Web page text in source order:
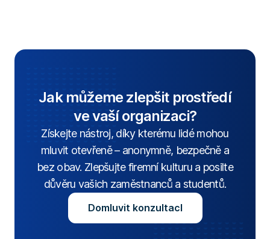
Jak můžeme zlepšit prostředí
ve vaší organizaci?
Získejte nástroj, díky kterému lidé mohou
mluvit otevřeně – anonymně, bezpečně a
bez obav. Zlepšujte firemní kulturu a posilte
důvěru vašich zaměstnanců a studentů.
Domluvit konzultacI